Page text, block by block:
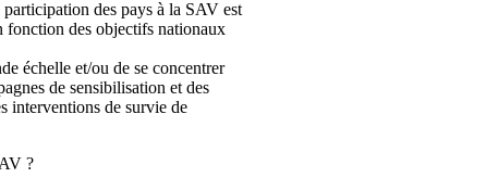
des pays à la SAV est
fonction des objectifs nationaux
échelle et/ou de se concentrer
de sensibilisation et des
interventions de survie de
?